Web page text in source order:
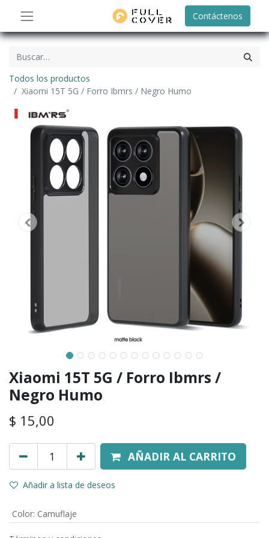
Contáctenos
Todos los productos
Xiaomi 15T 5G / Forro Ibmrs / Negro Humo
Xiaomi 15T 5G / Forro Ibmrs /
Negro Humo
$ 15,00
AÑADIR AL CARRITO
Añadir a lista de deseos
Color: Camuflaje